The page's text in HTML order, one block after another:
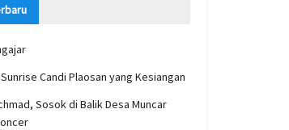
Candi Plaosan yang Kesiangan
Sosok di Balik Desa Muncar